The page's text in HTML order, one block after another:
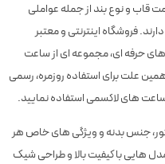
و نوع بند از جمله عواملی
فروشگاه اینترنتی و معتبر
های حرفه ای، مجموعه ای از ساعت
علت برای استفاده روزمره، رسمی
های لاکسمی استفاده نمایید.
جنس بدنه و ویژگی های خاص هر
هایی با کیفیت بالا و طراحی شیک